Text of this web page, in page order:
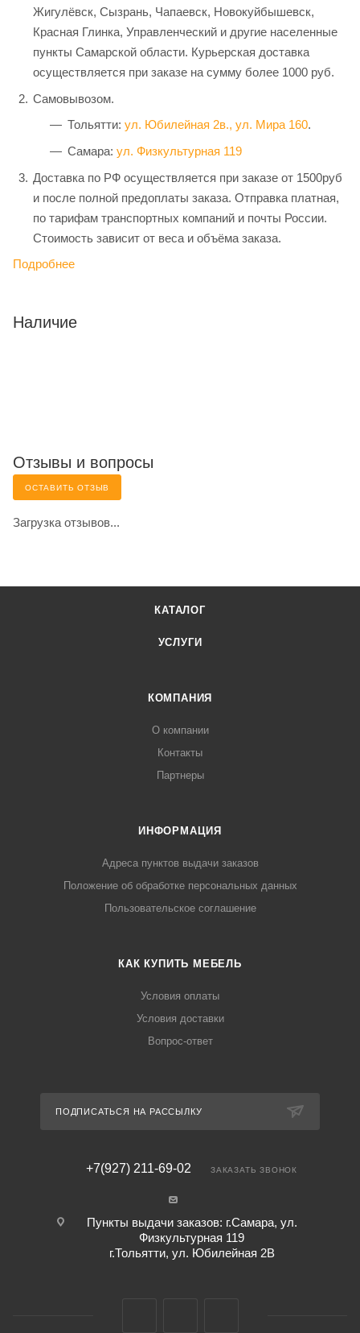
Жигулёвск, Сызрань, Чапаевск, Новокуйбышевск,
Красная Глинка, Управленческий и другие населенные
пункты Самарской области. Курьерская доставка
осуществляется при заказе на сумму более 1000 руб.
Самовывозом.
Тольятти: ул. Юбилейная 2в., ул. Мира 160.
Самара: ул. Физкультурная 119
Доставка по РФ осуществляется при заказе от 1500руб
и после полной предоплаты заказа. Отправка платная,
по тарифам транспортных компаний и почты России.
Стоимость зависит от веса и объёма заказа.
Подробнее
Наличие
Отзывы и вопросы
ОСТАВИТЬ ОТЗЫВ
Загрузка отзывов...
КАТАЛОГ
УСЛУГИ
КОМПАНИЯ
О компании
Контакты
Партнеры
ИНФОРМАЦИЯ
Адреса пунктов выдачи заказов
Положение об обработке персональных данных
Пользовательское соглашение
КАК КУПИТЬ МЕБЕЛЬ
Условия оплаты
Условия доставки
Вопрос-ответ
ПОДПИСАТЬСЯ НА РАССЫЛКУ
+7(927) 211-69-02 ЗАКАЗАТЬ ЗВОНОК
Пункты выдачи заказов: г.Самара, ул.
Физкультурная 119
г.Тольятти, ул. Юбилейная 2В